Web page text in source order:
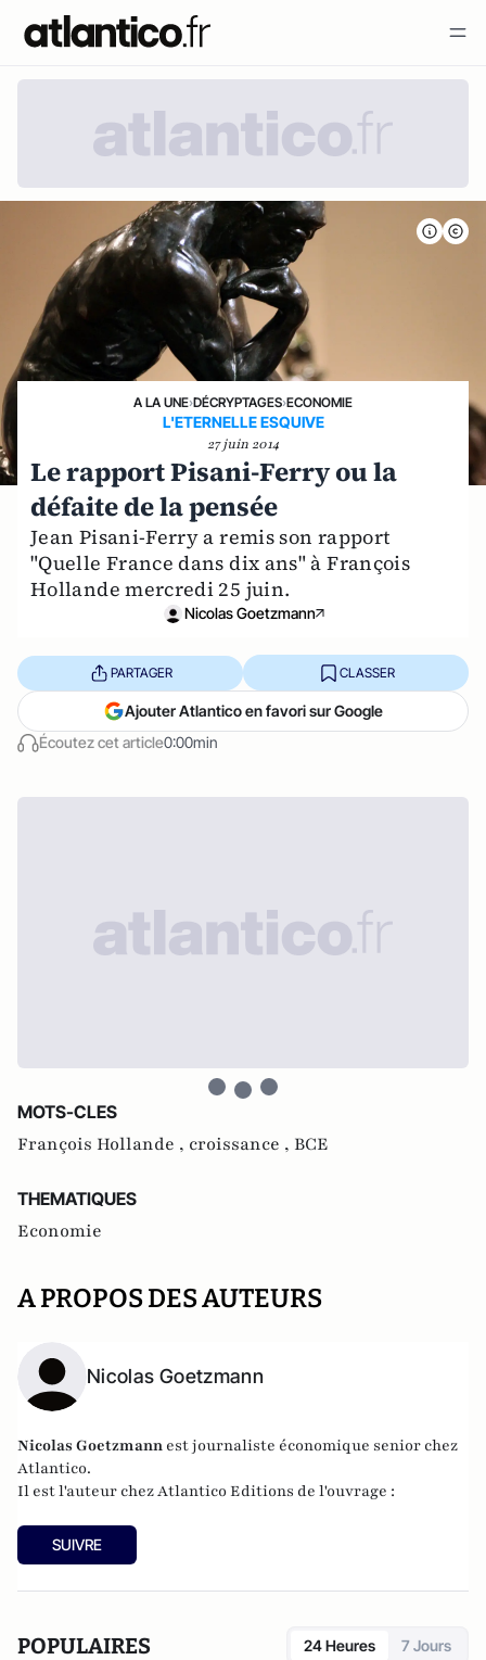
A LA UNE›DÉCRYPTAGES›ECONOMIE
L'ETERNELLE ESQUIVE
27 juin 2014
Le rapport Pisani-Ferry ou la
défaite de la pensée
Jean Pisani-Ferry a remis son rapport
"Quelle France dans dix ans" à François
Hollande mercredi 25 juin.
Nicolas Goetzmann
Écoutez cet article0:00min
PARTAGER CLASSER
Ajouter Atlantico en favori sur Google
MOTS-CLES
François Hollande , croissance , BCE
THEMATIQUES
Economie
A PROPOS DES AUTEURS
Nicolas Goetzmann
Nicolas Goetzmann est journaliste économique senior chez
Atlantico.
Il est l'auteur chezAtlantico Editions de l'ouvrage :
SUIVRE
POPULAIRES 24 Heures 7 Jours